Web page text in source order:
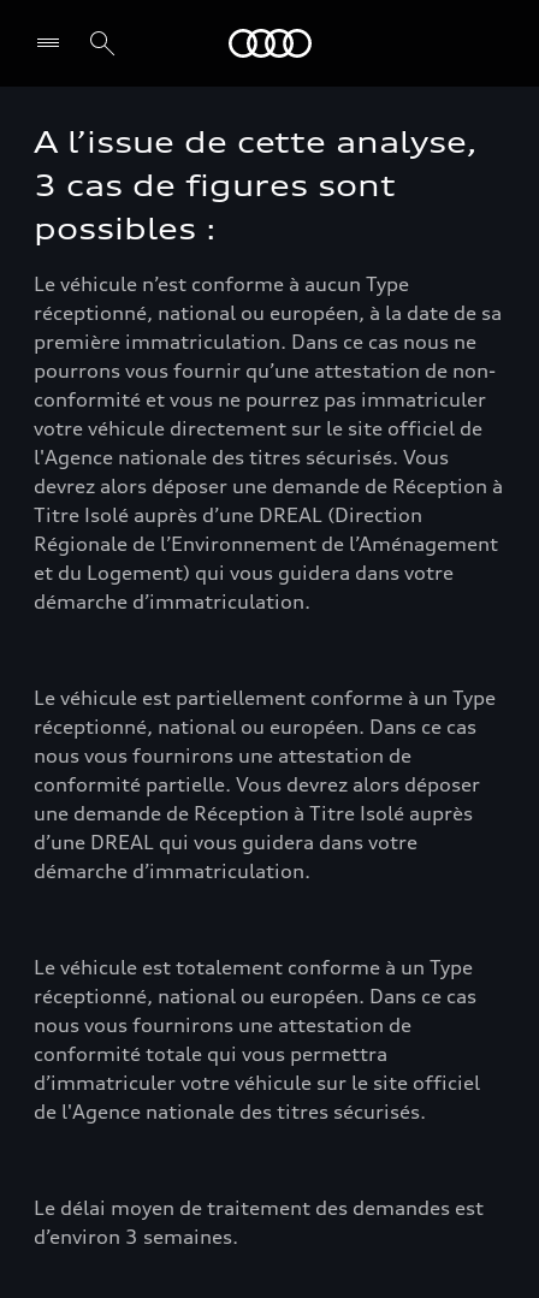
A l’issue de cette analyse,
3 cas de figures sont
possibles :
Le véhicule n’est conforme à aucun Type
réceptionné, national ou européen, à la date de sa
première immatriculation. Dans ce cas nous ne
pourrons vous fournir qu’une attestation de non-
conformité et vous ne pourrez pas immatriculer
votre véhicule directement sur le site officiel de
l'Agence nationale des titres sécurisés. Vous
devrez alors déposer une demande de Réception à
Titre Isolé auprès d’une DREAL (Direction
Régionale de l’Environnement de l’Aménagement
et du Logement) qui vous guidera dans votre
démarche d’immatriculation.
Le véhicule est partiellement conforme à un Type
réceptionné, national ou européen. Dans ce cas
nous vous fournirons une attestation de
conformité partielle. Vous devrez alors déposer
une demande de Réception à Titre Isolé auprès
d’une DREAL qui vous guidera dans votre
démarche d’immatriculation.
Le véhicule est totalement conforme à un Type
réceptionné, national ou européen. Dans ce cas
nous vous fournirons une attestation de
conformité totale qui vous permettra
d’immatriculer votre véhicule sur le site officiel
de l'Agence nationale des titres sécurisés.
Le délai moyen de traitement des demandes est
d’environ 3 semaines.